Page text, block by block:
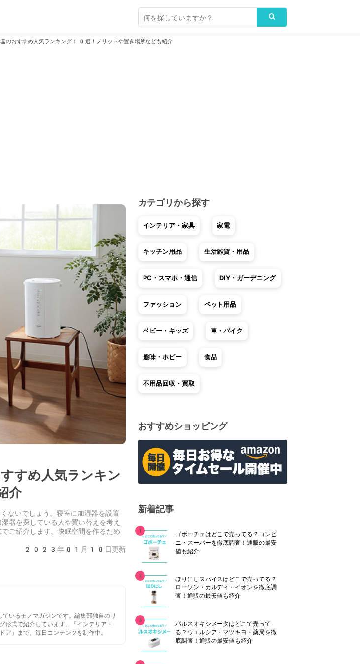
器のおすすめ人気ランキング10選！メリットや置き場所なども紹介
すめ人気ランキン
介
ないでしょう。寝室に加湿器を設置
器を探している人や買い替えを考え
ご紹介します。快眠空間を作るため
2023年01月10日更新
いるモノマガジンです。編集部独自のリ
形式で紹介しています。「インテリア・
」まで、毎日コンテンツを制作中。
カテゴリから探す
インテリア・家具 家電
キッチン用品 生活雑貨・用品
PC・スマホ・通信 DIY・ガーデニング
ファッション ペット用品
ベビー・キッズ 車・バイク
趣味・ホビー 食品
不用品回収・買取
おすすめショッピング
新着記事
ゴボーチェはどこで売ってる？コンビ
ニ・スーパーを徹底調査！通販の最安
値も紹介
ほりにしスパイスはどこで売ってる？
ローソン・カルディ・イオンを徹底調
査！通販の最安値も紹介
パルスオキシメータはどこで売って
る？ウエルシア・マツキヨ・薬局を徹
底調査！通販の最安値も紹介